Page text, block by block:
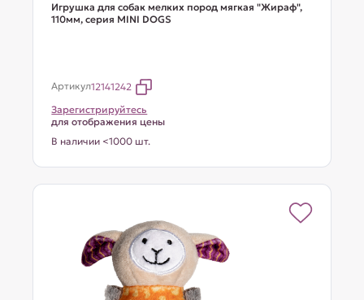
Игрушка для собак мелких пород мягкая "Жираф",
110мм, серия MINI DOGS
Артикул12141242
Зарегистрируйтесь
для отображения цены
В наличии <1000 шт.